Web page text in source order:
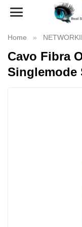
Toggle
Home
Cavo Fibra
Singlemode